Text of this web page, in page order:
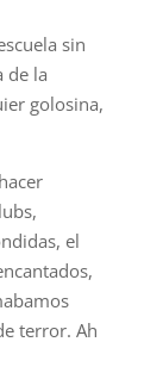
sin
de la
golosina,
el
terror. Ah